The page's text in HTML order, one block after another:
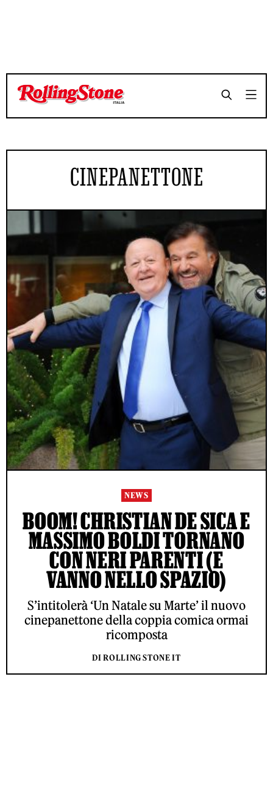
CINEPANETTONE
NEWS
BOOM! CHRISTIAN DE SICA E
MASSIMO BOLDI TORNANO
CON NERI PARENTI (E
VANNO NELLO SPAZIO)
S’intitolerà ‘Un Natale su Marte’ il nuovo
cinepanettone della coppia comica ormai
ricomposta
DI ROLLING STONE IT